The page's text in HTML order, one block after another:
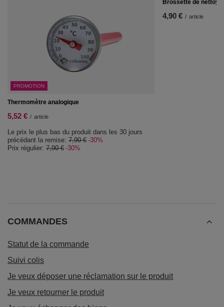
PROMOTION
Thermomètre analogique
5,52 € / article
Le prix le plus bas du produit dans les 30 jours
précédant la remise: 7,90 € -30%
Prix régulier: 7,90 € -30%
Brossette de
4,90 € / article
COMMANDES
Statut de la commande
Suivi colis
Je veux déposer une réclamation sur le produit
Je veux retourner le produit